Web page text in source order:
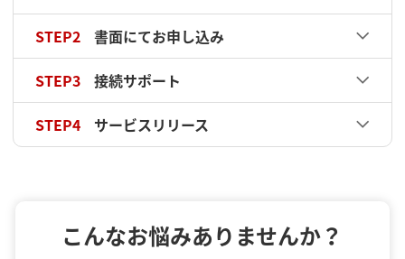
STEP2 書面にてお申し込み
STEP3 接続サポート
STEP4 サービスリリース
こんなお悩みありませんか？